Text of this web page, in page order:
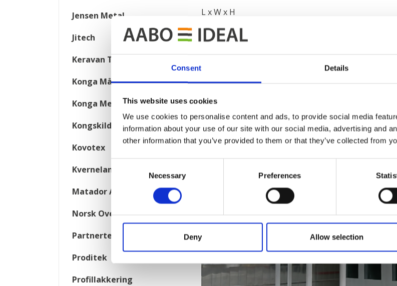
Consent Details
This website uses cookies
We use cookies to personalise content and ads, to provide social media
information about your use of our site with our social media, advertising and
other information that you’ve provided to them or that they’ve collected from
Necessary Preferences
Deny Allow selection
Jensen Metal
Jitech
Keravan Teräsmiehet
Konga Måleri
Konga Mekaniska Verkstad
Kongskilde
Kovotex
Kverneland
Matador Automotive
Norsk Overflate Teknikk
Partnertech
Proditek
Profillakkering
L x W x H
We can help you get the best finishing system
INTERNATION CONTACT INFORMATION